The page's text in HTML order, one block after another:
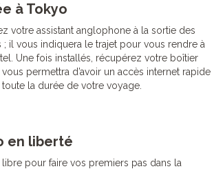
à Tokyo
votre assistant anglophone à la sortie des
; il vous indiquera le trajet pour vous rendre à
Une fois installés, récupérez votre boîtier
permettra d’avoir un accès internet rapide
la durée de votre voyage.
en liberté
libre pour faire vos premiers pas dans la